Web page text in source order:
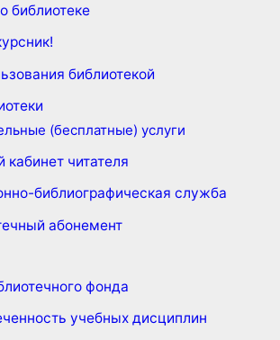
библиотеке
библиотекой
(бесплатные) услуги
кабинет читателя
библиографическая служба
абонемент
фонда
учебных дисциплин